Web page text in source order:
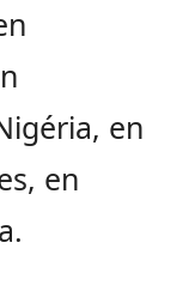
en
en